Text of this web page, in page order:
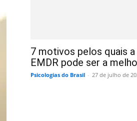
7 motivos pelos quais
EMDR pode ser a
Psicologias do Brasil - 27 de julho de